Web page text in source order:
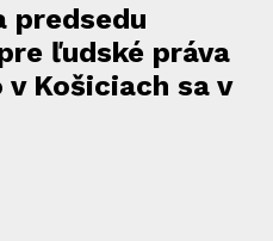
predsedu
ľudské práva
v Košiciach sa v